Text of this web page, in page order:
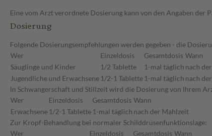
Eine vom Arzt verordnete Dosierung kann von den Angaben der
Dosierung
Folgende Dosierungsempfehlungen werden gegeben - die
Wer
Einzeldosis Gesamtdosis Wann
Säuglinge und Kinder
1/2 Tablette 1-mal täglich nach
Jugendliche und Erwachsene 1/2-1 Tablette 1-mal täglich nach
In Schwangerschaft und Stillzeit wird die Dosierung von Ihrem
Wer
Einzeldosis Gesamtdosis Wann
Erwachsene 1/2-1 Tablette 1-mal täglich nach der Mahlzeit
Zur Kropf-Behandlung bei normaler Schilddrüsenfunktionslage:
Wer
Einzeldosis Gesamtdosis Wann